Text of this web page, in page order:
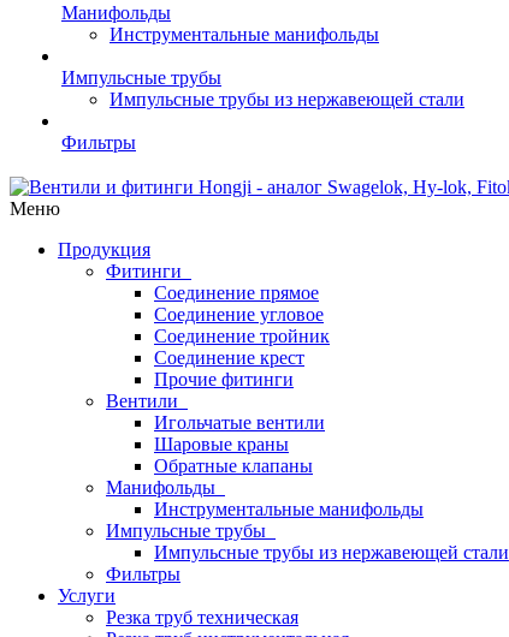
Манифольды
Инструментальные манифольды
Импульсные трубы
Импульсные трубы из нержавеющей стали
Фильтры
Меню
Продукция
Фитинги
Соединение прямое
Соединение угловое
Соединение тройник
Соединение крест
Прочие фитинги
Вентили
Игольчатые вентили
Шаровые краны
Обратные клапаны
Манифольды
Инструментальные манифольды
Импульсные трубы
Импульсные трубы из нержавеющей стали
Фильтры
Услуги
Резка труб техническая